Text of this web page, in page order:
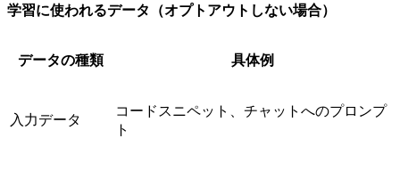
学習に使われるデータ（オプトアウトしない場合）
データの種類 具体例
入力データ
コードスニペット、チャットへのプロンプ
ト